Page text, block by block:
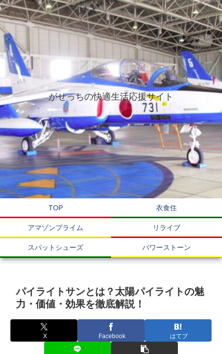
がせっちの快適生活応援サイト
TOP 衣食住
アマゾンプライム リライブ
スパットシューズ パワーストーン
パイライトサンとは？太陽パイライトの魅
力・価値・効果を徹底解説！
X Facebook はてブ